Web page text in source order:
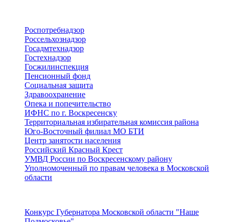
Роспотребнадзор
Россельхознадзор
Госадмтехнадзор
Гостехнадзор
Госжилинспекция
Пенсионный фонд
Социальная защита
Здравоохранение
Опека и попечительство
ИФНС по г. Воскресенску
Территориальная избирательная комиссия района
Юго-Восточный филиал МО БТИ
Центр занятости населения
Российский Красный Крест
УМВД России по Воскресенскому району
Уполномоченный по правам человека в Московской
области
Конкурс Губернатора Московской области "Наше